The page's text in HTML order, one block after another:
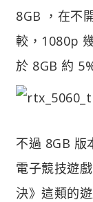
8GB ，在不
較，1080p
於 8GB 約
不過 8GB 版
電子競技遊
決》這類的